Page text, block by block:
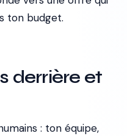
ton budget.
derrière et
: ton équipe,